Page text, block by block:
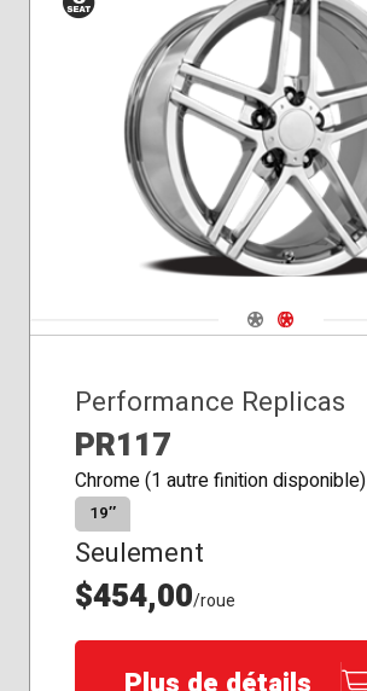
Siège
conique
Navigate 1
Navigate 2
Performance Replicas
PR117
Chrome (1 autre finition disponible)
19″
Seulement
$454,00/roue